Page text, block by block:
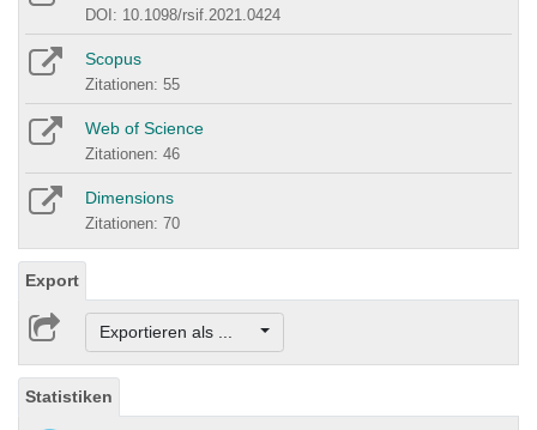
DOI: 10.1098/rsif.2021.0424
Scopus
Zitationen: 55
Web of Science
Zitationen: 46
Dimensions
Zitationen: 70
Export
Exportieren als ...
Statistiken